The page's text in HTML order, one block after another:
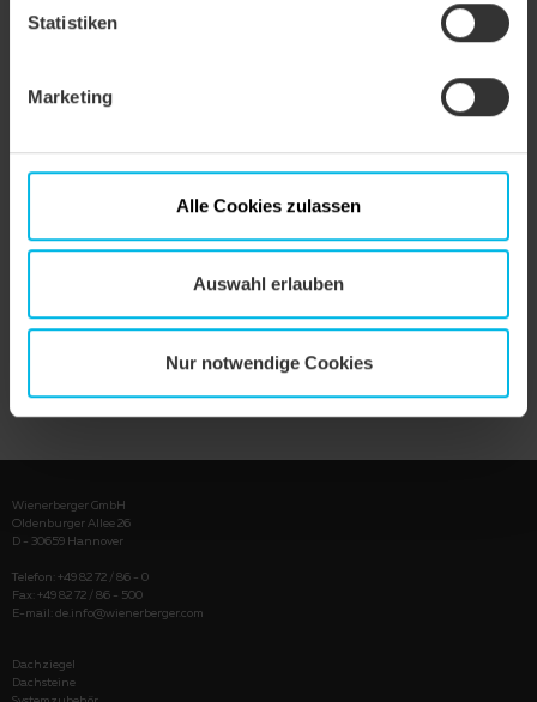
Statistiken
Marketing
Alle Cookies zulassen
Auswahl erlauben
Nur notwendige Cookies
Wienerberger GmbH
Oldenburger Allee 26
D - 30659 Hannover
Telefon: +49 82 72 / 86 - 0
Fax: +49 82 72 / 86 - 500
E-mail: de.info@wienerberger.com
Dachziegel
Dachsteine